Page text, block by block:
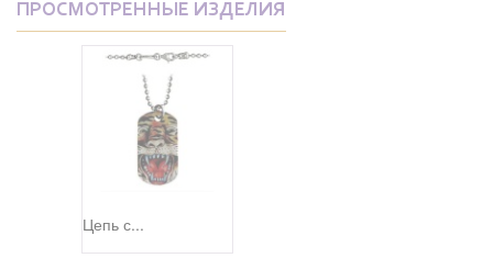
ПРОСМОТРЕННЫЕ ИЗДЕЛИЯ
Цепь с...